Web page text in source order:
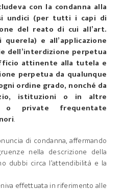
con la condanna alla
undici (per tutti i capi di
del reato di cui all’art.
e all’applicazione
dell’interdizione perpetua
attinente alla tutela e
perpetua da qualunque
ordine grado, nonché da
istituzioni o in altre
o private frequentate
.
di condanna, affermando
nella descrizione della
dubbi circa l’attendibilità e la
effettuata in riferimento alle